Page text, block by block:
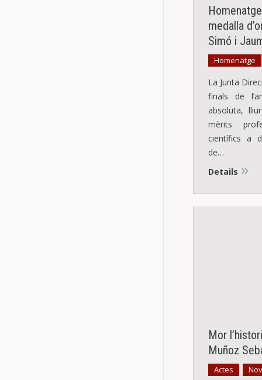
medalla
Simó i
Homenatge
La Junta
finals de
absoluta,
mèrits
científics a
de…
Details
Mor
Muñoz
Actes